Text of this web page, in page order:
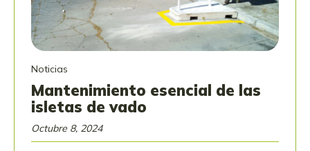
Noticias
Mantenimiento esencial de las
isletas de vado
Octubre 8, 2024